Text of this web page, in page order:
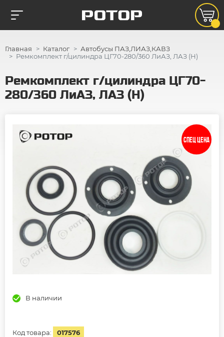
Главная Каталог
Автобусы ПАЗ,ЛИАЗ,КАВЗ
Ремкомплект г/цилиндра ЦГ70-280/360 ЛиАЗ, ЛАЗ (Н)
Ремкомплект г/цилиндра ЦГ70-
280/360 ЛиАЗ, ЛАЗ (Н)
СПЕЦ ЦЕНА
В наличии
Код товара: 017576